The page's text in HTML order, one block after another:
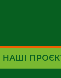
НАШІ